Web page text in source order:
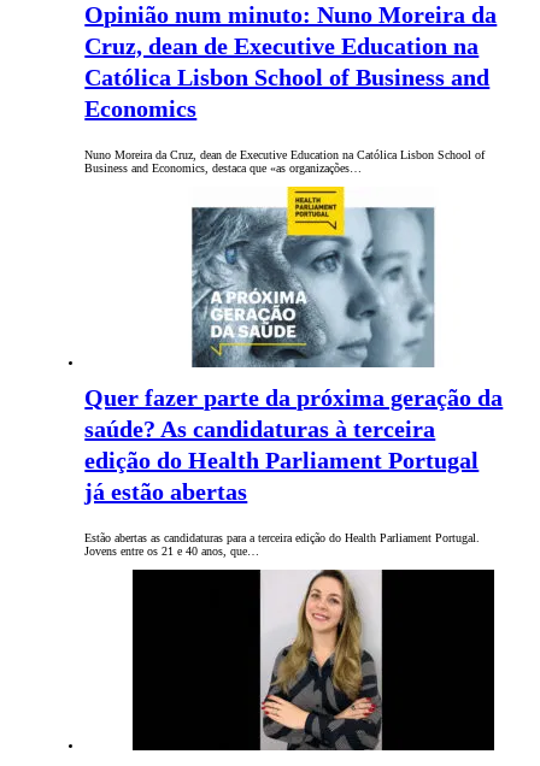
Opinião num minuto: Nuno Moreira da
Cruz, dean de Executive Education na
Católica Lisbon School of Business and
Economics
Nuno Moreira da Cruz, dean de Executive Education na Católica Lisbon School of
Business and Economics, destaca que «as organizações…
Quer fazer parte da próxima geração da
saúde? As candidaturas à terceira
edição do Health Parliament Portugal
já estão abertas
Estão abertas as candidaturas para a terceira edição do Health Parliament Portugal.
Jovens entre os 21 e 40 anos, que…